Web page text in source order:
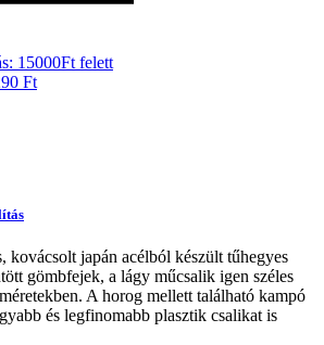
15000Ft felett
Ft
kovácsolt japán acélból készült tűhegyes
gömbfejek, a lágy műcsalik igen széles
A horog mellett található kampó
és legfinomabb plasztik csalikat is